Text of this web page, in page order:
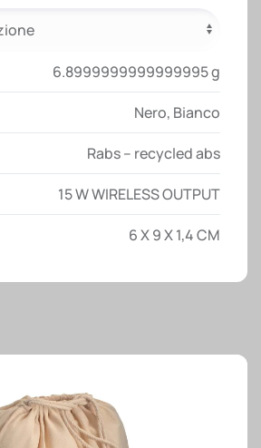
6.8999999999999995 g
Nero, Bianco
Rabs – recycled abs
15 W WIRELESS OUTPUT
6 X 9 X 1,4 CM